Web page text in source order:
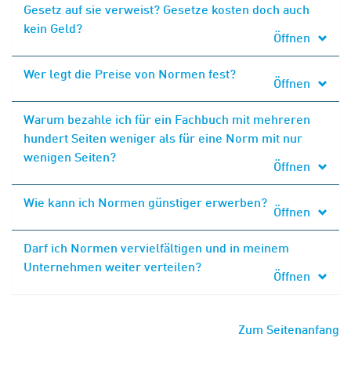
Gesetz auf sie verweist? Gesetze kosten doch auch
kein Geld?
Öffnen
Wer legt die Preise von Normen fest?
Öffnen
Warum bezahle ich für ein Fachbuch mit mehreren
hundert Seiten weniger als für eine Norm mit nur
wenigen Seiten?
Öffnen
Wie kann ich Normen günstiger erwerben?
Öffnen
Darf ich Normen vervielfältigen und in meinem
Unternehmen weiter verteilen?
Öffnen
Zum Seitenanfang